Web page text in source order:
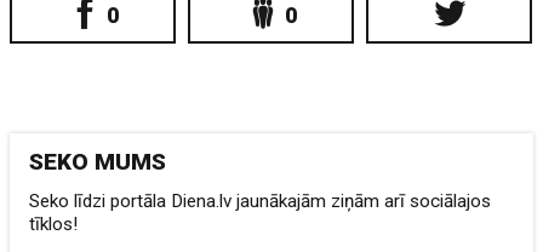
0 0
SEKO MUMS
Seko līdzi portāla Diena.lv jaunākajām ziņām arī sociālajos
tīklos!